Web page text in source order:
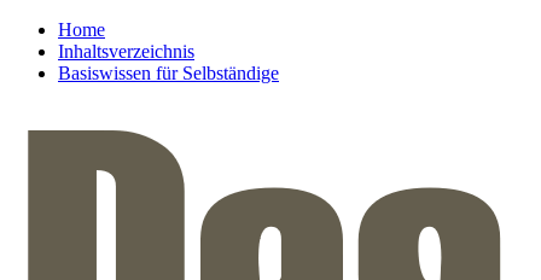
Home
Inhaltsverzeichnis
Basiswissen für Selbständige